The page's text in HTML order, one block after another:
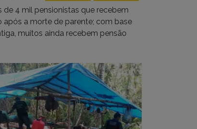
de 4 mil pensionistas que recebem
após a morte de parente; com base
muitos ainda recebem pensão